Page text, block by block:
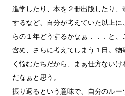
進学したり、本を２冊出版したり
するなど、自分が考えていた以上
らの１年どうするかなぁ．．．と
含め、さらに考えてしまう１日。
く悩むたちだから、まぁ仕方ない
だなぁと思う。
振り返るという意味で、自分のル